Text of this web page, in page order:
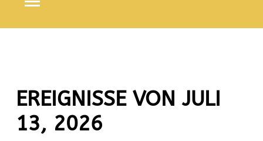
EREIGNISSE VON JULI
13, 2026